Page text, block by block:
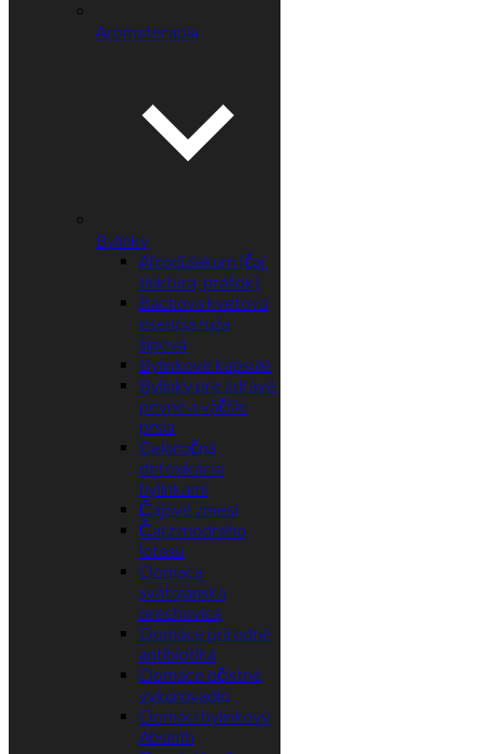
Aromaterapia
Bylinky
Afrodiziakum (čaj,
tinktúra, prášok)
Bachova kvetová
esencia ruža
šípová
Bylinkové kapsule
Bylinky pre zdravé,
pevné a väčšie
prsia
Celoročná
detoxikácia
bylinkami
Čajové zmesi
Čaj z modrého
lotosu
Domáca
svätojánska
orechovica
Domáce prírodné
antibiotiká
Domáce očistné
vykurovadlo
Domáci bylinkový
Absinth